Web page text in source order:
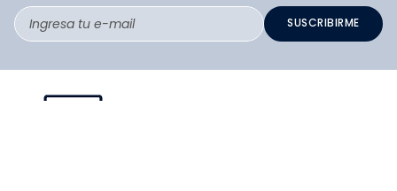
SUSCRIBIRME